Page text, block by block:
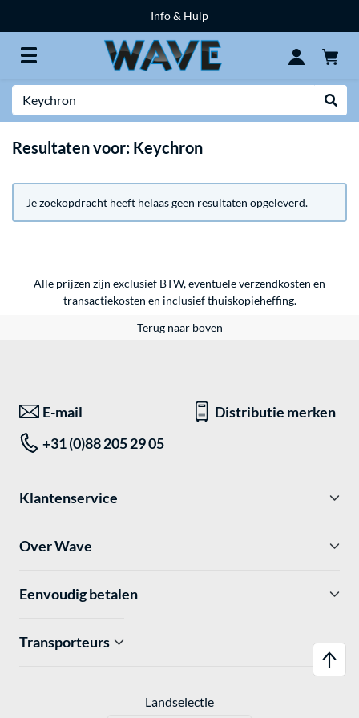
Info & Hulp
Resultaten voor: Keychron
Je zoekopdracht heeft helaas geen resultaten opgeleverd.
Alle prijzen zijn exclusief BTW, eventuele verzendkosten en
transactiekosten en inclusief thuiskopieheffing.
Terug naar boven
E-mail
Distributie merken
+31 (0)88 205 29 05
Klantenservice
Over Wave
Eenvoudig betalen
Transporteurs
Landselectie